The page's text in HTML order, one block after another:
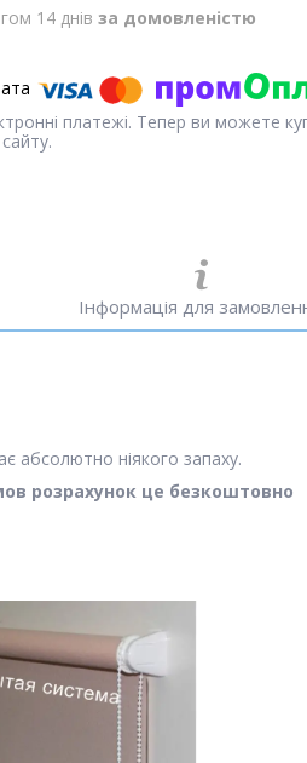
14 днів за домовленістю
платежі. Тепер ви можете
Інформація для
абсолютно ніякого запаху.
розрахунок це безкоштовно